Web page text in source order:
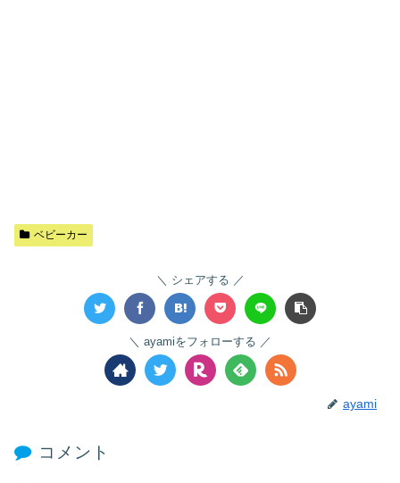
ベビーカー
シェアする
ayamiをフォローする
ayami
コメント